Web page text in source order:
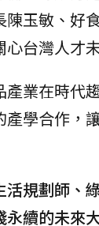
玉敏、好
台灣人才
業在時代
學合作，
規劃師、
續的未來